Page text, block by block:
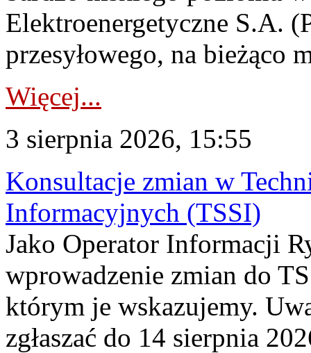
Elektroenergetyczne S.A.
przesyłowego, na bieżąco
Więcej...
3 sierpnia 2026, 15:55
Konsultacje zmian w
Informacyjnych (TSSI)
Jako Operator Informacji
wprowadzenie zmian do
którym je wskazujemy.
zgłaszać do 14 sierpnia